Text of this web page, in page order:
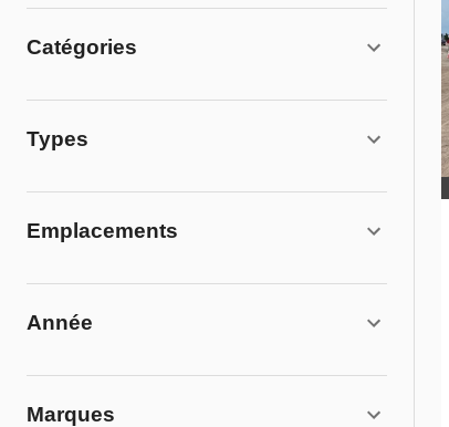
Catégories
Types
Emplacements
Année
Marques